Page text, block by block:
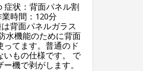
症状：背面パネル割
時間：120分
背面パネルガラス
水機能のために背面
ってます。普通のド
いもの仕様です。 で
機で剥がします。